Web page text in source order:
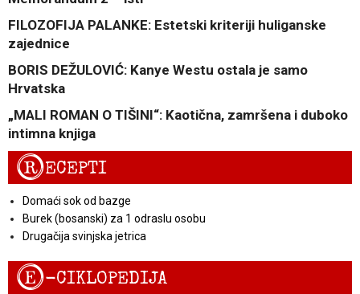
FILOZOFIJA PALANKE: Estetski kriteriji huliganske
zajednice
BORIS DEŽULOVIĆ: Kanye Westu ostala je samo
Hrvatska
„MALI ROMAN O TIŠINI“: Kaotična, zamršena i duboko
intimna knjiga
RECEPTI
Domaći sok od bazge
Burek (bosanski) za 1 odraslu osobu
Drugačija svinjska jetrica
E-CIKLOPEDIJA